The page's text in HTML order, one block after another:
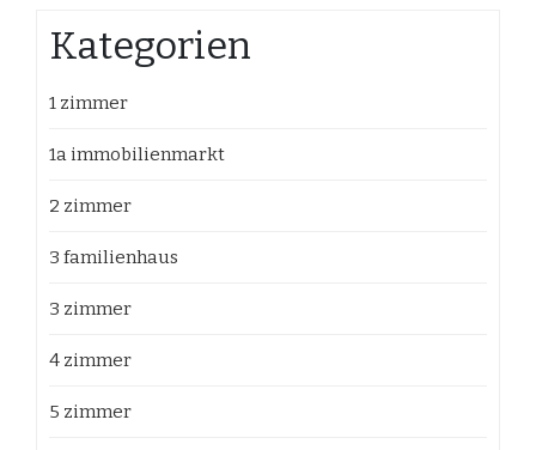
Kategorien
1 zimmer
1a immobilienmarkt
2 zimmer
3 familienhaus
3 zimmer
4 zimmer
5 zimmer